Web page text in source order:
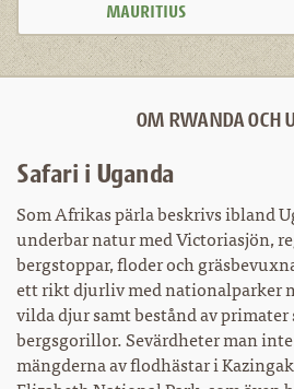
MAURITIUS
OM RWANDA OCH
Safari i Uganda
Som Afrikas pärla beskrivs ibland
underbar natur med Victoriasjön,
bergstoppar, floder och
ett rikt djurliv med nationalparker
vilda djur samt bestånd av
bergsgorillor. Sevärdheter man
mängderna av flodhästar i